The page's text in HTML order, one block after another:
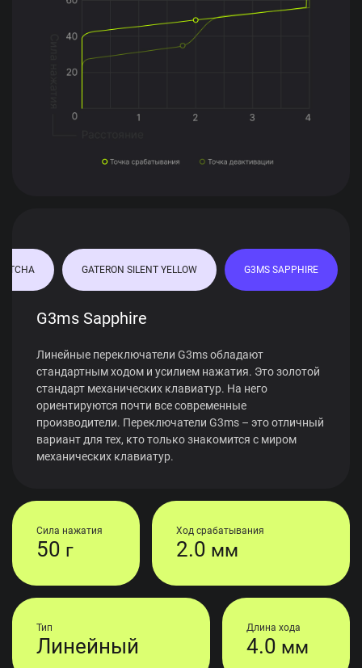
GATERON SILENT YELLOW G3MS SAPPHIRE
G3ms Sapphire
Линейные переключатели G3ms обладают
стандартным ходом и усилием нажатия. Это золотой
стандарт механических клавиатур. На него
ориентируются почти все современные
производители. Переключатели G3ms – это отличный
вариант для тех, кто только знакомится с миром
механических клавиатур.
Сила нажатия
50 г
Ход срабатывания
2.0 мм
Тип
Линейный
Длина хода
4.0 мм